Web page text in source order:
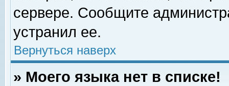
сервере. Сообщите
устранил ее.
Вернуться наверх
» Моего языка нет в списке!